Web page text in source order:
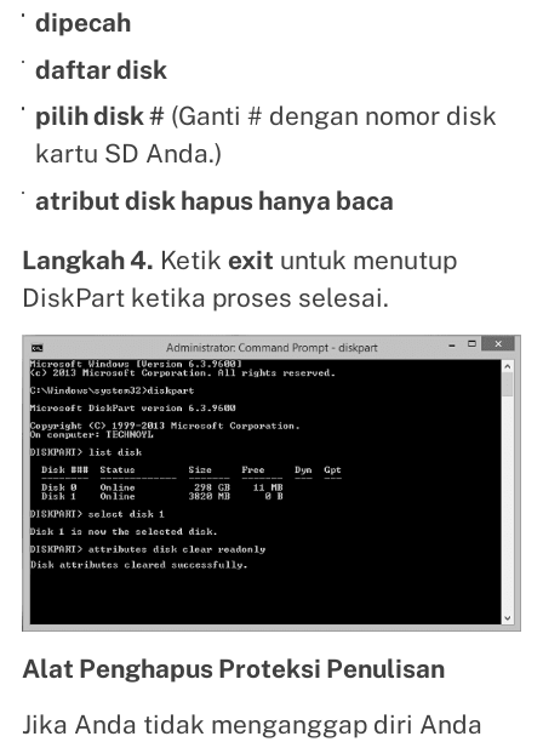
dipecah
daftar disk
pilih disk # (Ganti # dengan nomor disk
kartu SD Anda.)
atribut disk hapus hanya baca
Langkah 4. Ketik exit untuk menutup
DiskPart ketika proses selesai.
Alat Penghapus Proteksi Penulisan
Jika Anda tidak menganggap diri Anda